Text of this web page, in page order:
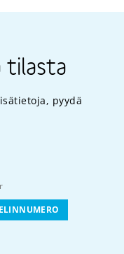
tilasta
pyydä